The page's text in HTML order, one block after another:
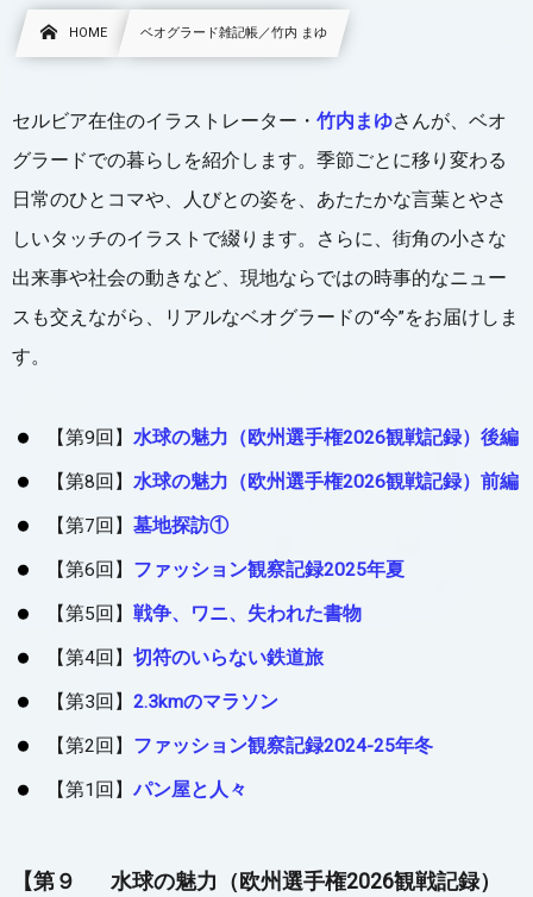
HOME ベオグラード雑記帳／竹内 まゆ
セルビア在住のイラストレーター・ 竹内まゆさんが、ベオ
グラードでの暮らしを紹介します。季節ごとに移り変わる
日常のひとコマや、人びとの姿を、あたたかな言葉とやさ
しいタッチのイラストで綴ります。さらに、街角の小さな
出来事や社会の動きなど、現地ならではの時事的なニュー
スも交えながら、リアルなベオグラードの“今”をお届けしま
す。
【第9回】 水球の魅力（欧州選手権2026観戦記録）後編
【第8回】 水球の魅力（欧州選手権2026観戦記録）前編
【第7回】 墓地探訪①
【第6回】 ファッション観察記録2025年夏
【第5回】 戦争、ワニ、失われた書物
【第4回】 切符のいらない鉄道旅
【第3回】 2.3kmのマラソン
【第2回】 ファッション観察記録2024-25年冬
【第1回】 パン屋と人々
【第９
水球の魅力（欧州選手権2026観戦記録）